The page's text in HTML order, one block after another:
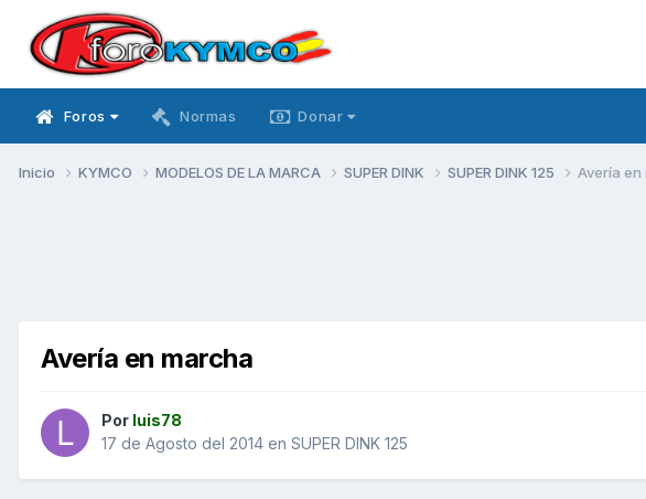
Foros Normas Donar
Inicio KYMCO MODELOS DE LA MARCA SUPER DINK SUPER DINK 125 Avería
Avería en marcha
Por luis78
17 de Agosto del 2014 en SUPER DINK 125